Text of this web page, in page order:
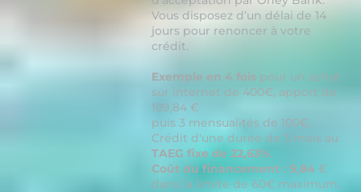
Vous disposez d’un délai de 14
jours pour renoncer à votre
crédit.
Exemple en 4 fois pour un achat
sur internet de 400€, apport de
109,84 €
puis 3 mensualités de 100€.
Crédit d'une durée de 3 mois au
TAEG fixe de 22,63%.
Coût du financement : 9,84 €
dans la limite de 60€ maximum.